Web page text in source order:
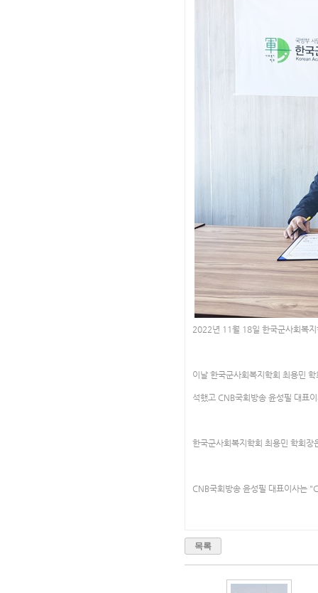
2022년 11월 18일 한국군사회복
이날 한국군사회복지학회 최용민
석했고 CNB국회방송 윤성필 대표
한국군사회복지학회 최용민 학회
CNB국회방송 윤성필 대표이사는
목록